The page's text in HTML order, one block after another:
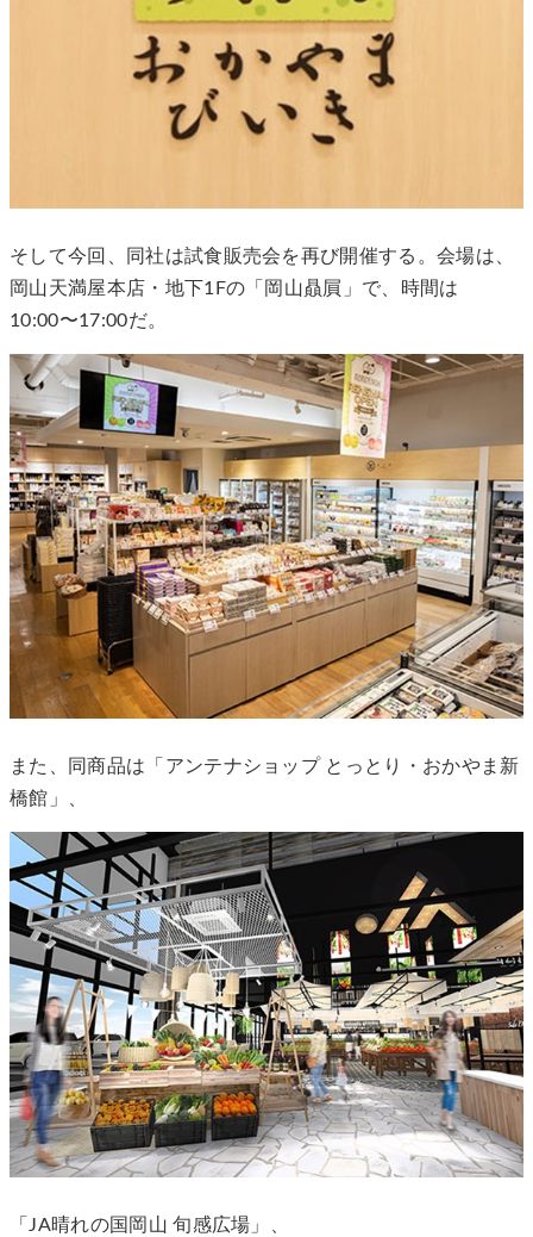
そして今回、同社は試食販売会を再び開催する。会場は、
岡山天満屋本店・地下1Fの「岡山贔屓」で、時間は
10:00〜17:00だ。
また、同商品は「アンテナショップ とっとり・おかやま新
橋館」、
「JA晴れの国岡山 旬感広場」、